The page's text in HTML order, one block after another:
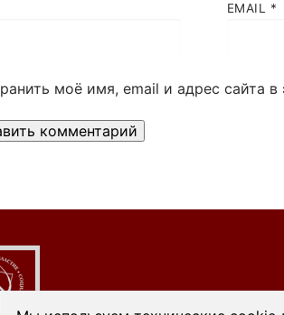
EMAIL *
моё имя, email и адрес сайта